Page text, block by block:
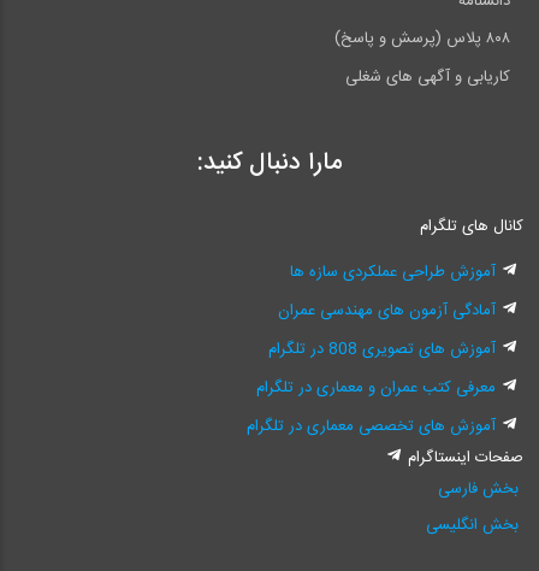
۸۰۸ پلاس (پرسش و پاسخ)
کاریابی و آگهی های شغلی
مارا دنبال کنید:
کانال های تلگرام
آموزش طراحی عملکردی سازه ها
آمادگی آزمون های مهندسی عمران
آموزش های تصویری 808 در تلگرام
معرفی کتب عمران و معماری در تلگرام
آموزش های تخصصی معماری در تلگرام
صفحات اینستاگرام
بخش فارسی
بخش انگلیسی